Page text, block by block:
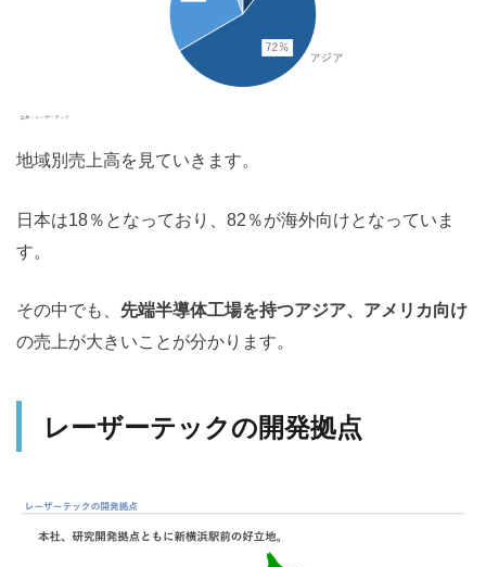
地域別売上高を見ていきます。
日本は18％となっており、82％が海外向けとなっていま
す。
その中でも、 先端半導体工場を持つアジア、アメリカ向け
の売上が大きいことが分かります。
レーザーテックの開発拠点